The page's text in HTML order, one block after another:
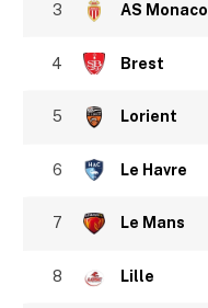
3 AS Monaco
4 Brest
5 Lorient
6 Le Havre
7 Le Mans
8 Lille